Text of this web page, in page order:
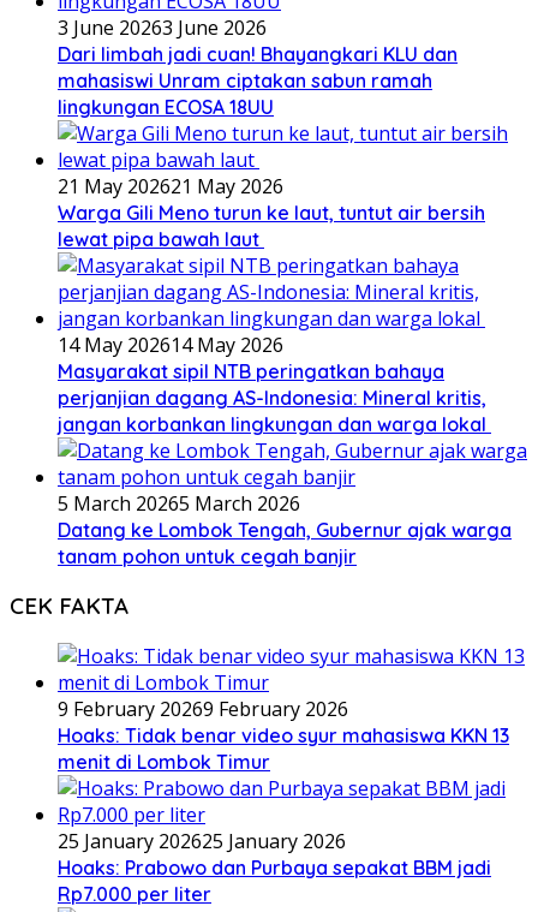
3 June 20263 June 2026
Dari limbah jadi cuan! Bhayangkari KLU dan
mahasiswi Unram ciptakan sabun ramah
lingkungan ECOSA 18UU
21 May 202621 May 2026
Warga Gili Meno turun ke laut, tuntut air bersih
lewat pipa bawah laut
14 May 202614 May 2026
Masyarakat sipil NTB peringatkan bahaya
perjanjian dagang AS-Indonesia: Mineral kritis,
jangan korbankan lingkungan dan warga lokal
5 March 20265 March 2026
Datang ke Lombok Tengah, Gubernur ajak warga
tanam pohon untuk cegah banjir
CEK FAKTA
9 February 20269 February 2026
Hoaks: Tidak benar video syur mahasiswa KKN 13
menit di Lombok Timur
25 January 202625 January 2026
Hoaks: Prabowo dan Purbaya sepakat BBM jadi
Rp7.000 per liter